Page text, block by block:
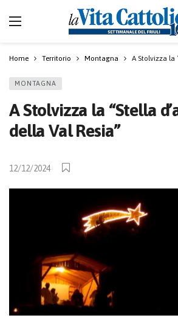
Home Territorio Montagna A Stolvizza la
MONTAGNA
A Stolvizza la “Stella
della Val Resia”
12/12/2024